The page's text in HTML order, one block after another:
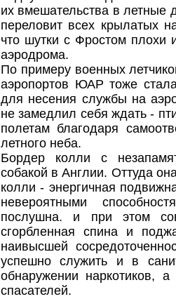
их вмешательства в летные
переловит всех крылатых
что шутки с Фростом плохи
аэродрома.
По примеру военных
аэропортов ЮАР тоже
для несения службы на
не замедлил себя ждать -
полетам благодаря
летного неба.
Бордер колли с
собакой в Англии. Оттуда
колли - энергичная
невероятными
послушна. и при этом
сгорбленная спина и
наивысшей
успешно служить и в
обнаружении наркотиков,
спасателей.